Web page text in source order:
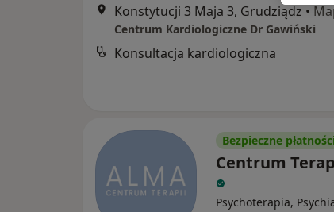
Konstytucji 3 Maja 3, Grudziądz •
Centrum Kardiologiczne Dr Gawiński
Konsultacja kardiologiczna
Bezpieczne płatności
Centrum
Psychoterapia,